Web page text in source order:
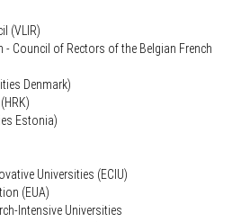
(VLIR)
Council of Rectors of the Belgian French
Denmark)
Estonia)
Universities (ECIU)
(EUA)
Intensive Universities